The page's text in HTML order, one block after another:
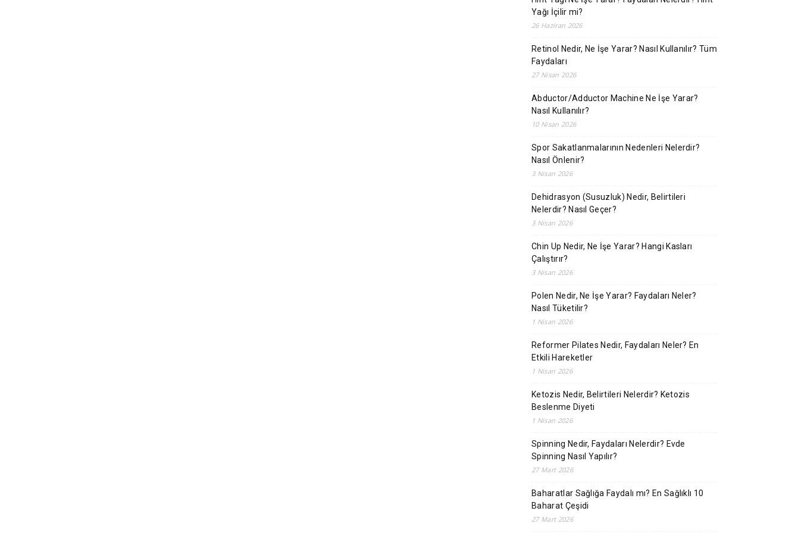
Yağı İçilir mi?
26 Haziran 2026
Retinol Nedir, Ne İşe Yarar? Nasıl Kullanılır? Tüm
Faydaları
27 Nisan 2026
Abductor/Adductor Machine Ne İşe Yarar?
Nasıl Kullanılır?
10 Nisan 2026
Spor Sakatlanmalarının Nedenleri Nelerdir?
Nasıl Önlenir?
3 Nisan 2026
Dehidrasyon (Susuzluk) Nedir, Belirtileri
Nelerdir? Nasıl Geçer?
3 Nisan 2026
Chin Up Nedir, Ne İşe Yarar? Hangi Kasları
Çalıştırır?
3 Nisan 2026
Polen Nedir, Ne İşe Yarar? Faydaları Neler?
Nasıl Tüketilir?
1 Nisan 2026
Reformer Pilates Nedir, Faydaları Neler? En
Etkili Hareketler
1 Nisan 2026
Ketozis Nedir, Belirtileri Nelerdir? Ketozis
Beslenme Diyeti
1 Nisan 2026
Spinning Nedir, Faydaları Nelerdir? Evde
Spinning Nasıl Yapılır?
27 Mart 2026
Baharatlar Sağlığa Faydalı mı? En Sağlıklı 10
Baharat Çeşidi
27 Mart 2026